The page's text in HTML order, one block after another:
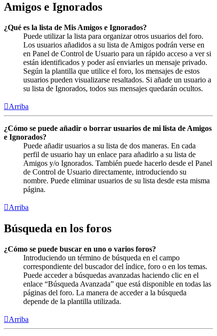
Amigos e Ignorados
¿Qué es la lista de Mis Amigos e Ignorados?
Puede utilizar la lista para organizar otros usuarios del foro.
Los usuarios añadidos a su lista de Amigos podrán verse en
en Panel de Control de Usuario para un rápido acceso a ver si
están identificados y poder así enviarles un mensaje privado.
Según la plantilla que utilice el foro, los mensajes de estos
usuarios pueden visualizarse resaltados. Si añade un usuario a
su lista de Ignorados, todos sus mensajes quedarán ocultos.
Arriba
¿Cómo se puede añadir o borrar usuarios de mi lista de Amigos
e Ignorados?
Puede añadir usuarios a su lista de dos maneras. En cada
perfil de usuario hay un enlace para añadirlo a su lista de
Amigos y/o Ignorados. También puede hacerlo desde el Panel
de Control de Usuario directamente, introduciendo su
nombre. Puede eliminar usuarios de su lista desde esta misma
página.
Arriba
Búsqueda en los foros
¿Cómo se puede buscar en uno o varios foros?
Introduciendo un término de búsqueda en el campo
correspondiente del buscador del índice, foro o en los temas.
Puede acceder a búsquedas avanzadas haciendo clic en el
enlace “Búsqueda Avanzada” que está disponible en todas las
páginas del foro. La manera de acceder a la búsqueda
depende de la plantilla utilizada.
Arriba